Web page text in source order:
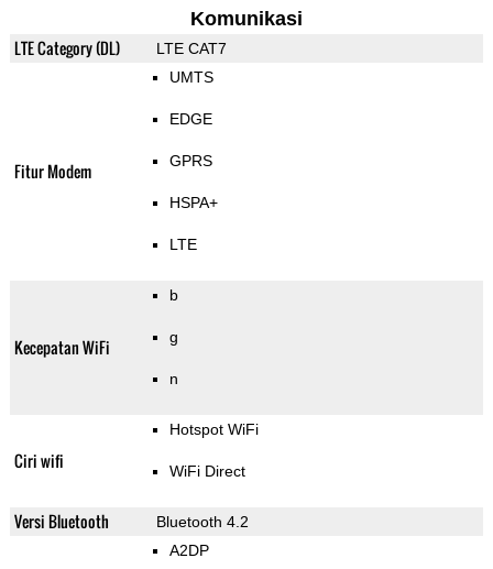
Komunikasi
LTE Category (DL) LTE CAT7
Fitur Modem
UMTS
EDGE
GPRS
HSPA+
LTE
Kecepatan WiFi
b
g
n
Ciri wifi
Hotspot WiFi
WiFi Direct
Versi Bluetooth Bluetooth 4.2
A2DP